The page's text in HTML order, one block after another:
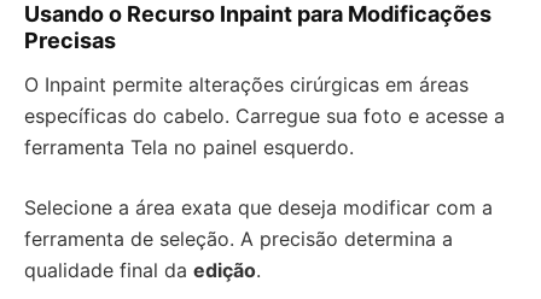
Usando o Recurso Inpaint para Modificações
Precisas
O Inpaint permite alterações cirúrgicas em áreas
específicas do cabelo. Carregue sua foto e acesse a
ferramenta Tela no painel esquerdo.
Selecione a área exata que deseja modificar com a
ferramenta de seleção. A precisão determina a
qualidade final da edição.